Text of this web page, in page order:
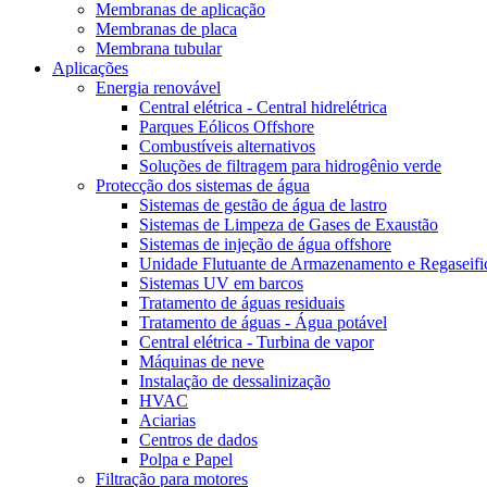
Membranas de aplicação
Membranas de placa
Membrana tubular
Aplicações
Energia renovável
Central elétrica - Central hidrelétrica
Parques Eólicos Offshore
Combustíveis alternativos
Soluções de filtragem para hidrogênio verde
Protecção dos sistemas de água
Sistemas de gestão de água de lastro
Sistemas de Limpeza de Gases de Exaustão
Sistemas de injeção de água offshore
Unidade Flutuante de Armazenamento e
Sistemas UV em barcos
Tratamento de águas residuais
Tratamento de águas - Água potável
Central elétrica - Turbina de vapor
Máquinas de neve
Instalação de dessalinização
HVAC
Aciarias
Centros de dados
Polpa e Papel
Filtração para motores